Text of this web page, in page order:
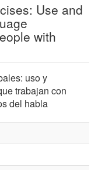
Use and
with
uso y
trabajan con
del habla